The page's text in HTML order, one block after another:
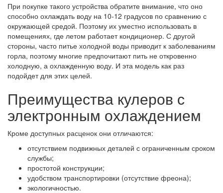
При покупке такого устройства обратите внимание, что оно
способно охлаждать воду на 10-12 градусов по сравнению с
окружающей средой. Поэтому их уместно использовать в
помещениях, где летом работает кондиционер. С другой
стороны, часто питье холодной воды приводит к заболеваниям
горла, поэтому многие предпочитают пить не откровенно
холодную, а охлажденную воду. И эта модель как раз
подойдет для этих целей.
Преимущества кулеров с
электронным охлаждением
Кроме доступных расценок они отличаются:
отсутствием подвижных деталей с ограниченным сроком
службы;
простотой конструкции;
удобством транспортировки (отсутствие фреона);
экологичностью.